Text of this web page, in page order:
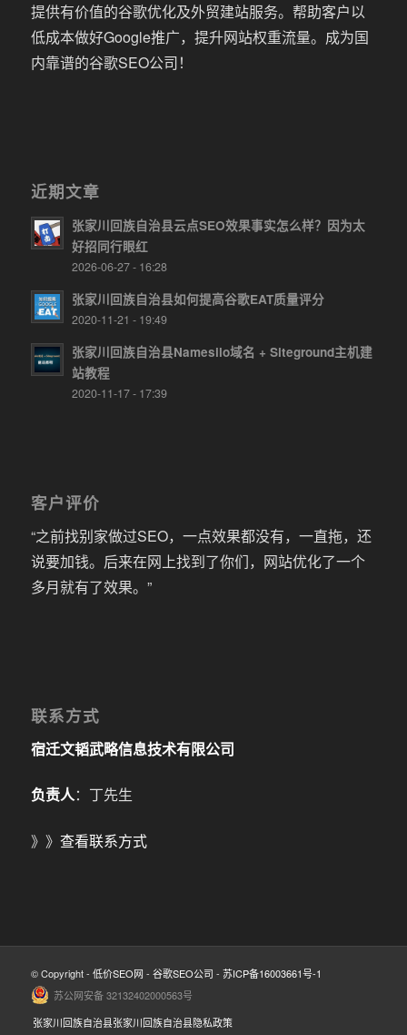
提供有价值的谷歌优化及外贸建站服务。帮助客户以
低成本做好Google推广，提升网站权重流量。成为国
内靠谱的谷歌SEO公司！
近期文章
张家川回族自治县云点SEO效果事实怎么样？因为太
好招同行眼红
2026-06-27 - 16:28
张家川回族自治县如何提高谷歌EAT质量评分
2020-11-21 - 19:49
张家川回族自治县Namesilo域名 + Siteground主机建
站教程
2020-11-17 - 17:39
客户评价
“之前找别家做过SEO，一点效果都没有，一直拖，还
说要加钱。后来在网上找到了你们，网站优化了一个
多月就有了效果。”
联系方式
宿迁文韬武略信息技术有限公司
负责人：丁先生
》》 查看联系方式
© Copyright - 低价SEO网 - 谷歌SEO公司 - 苏ICP备16003661号-1
苏公网安备 32132402000563号
张家川回族自治县张家川回族自治县隐私政策